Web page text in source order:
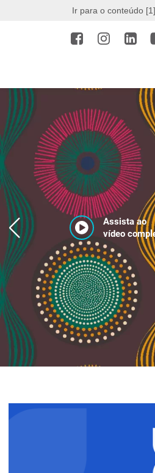
Ir para o conteúdo [1]
Assista ao
vídeo